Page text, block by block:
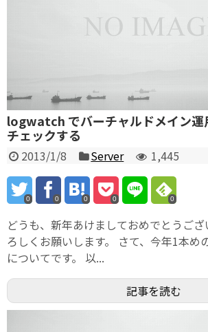
logwatch でバーチャルドメイン
チェックする
2013/1/8 Server 1,445
0 0 0 0 0
どうも、新年あけましておめでとうご
ろしくお願いします。 さて、今年1本
についてです。 以...
記事を読む